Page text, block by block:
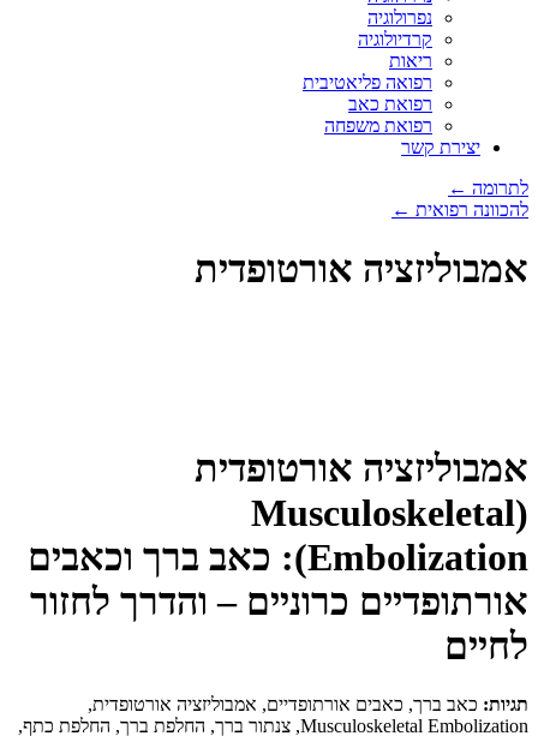
נפרולוגיה
קרדיולוגיה
ריאות
רפואה פליאטיבית
רפואת כאב
רפואת משפחה
יצירת קשר
לתרומה ←
להכוונה רפואית ←
אמבוליזציה אורטופדית
אמבוליזציה אורטופדית
(Musculoskeletal
Embolization): כאב ברך וכאבים
אורתופדיים כרוניים – והדרך לחזור
לחיים
תגיות: כאב ברך, כאבים אורתופדיים, אמבוליזציה אורטופדית,
Musculoskeletal Embolization, צנתור ברך, החלפת ברך, החלפת כתף,